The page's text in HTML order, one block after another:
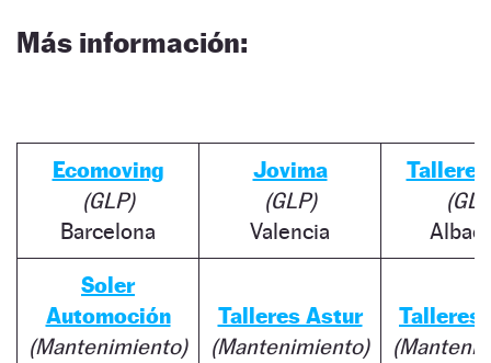
Más información:
Ecomoving
(GLP)
Barcelona
Jovima
(GLP)
Valencia
Talleres
Soler
Automoción
(Mantenimiento)
Talleres Astur
(Mantenimiento)
Talleres